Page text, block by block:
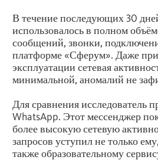
В течение последующих 30
использовалось в полном
сообщений, звонки,
платформе «Сферум». Даже
эксплуатации сетевая
минимальной, аномалий не
Для сравнения исследователь
WhatsApp. Этот мессенджер
более высокую сетевую
запросов уступил не только
также образовательному